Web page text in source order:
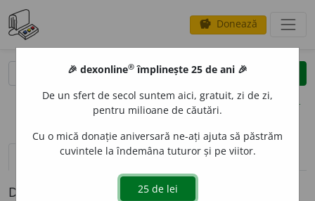
savings Donează
clear
opțiuni
definiții (1) pronunțievolume_up (5)
Definiția cu ID-ul 219642:
🎉 dexonline® împlinește 25 de ani 🎉
De un sfert de secol suntem aici, gratuit, zi de zi,
pentru milioane de căutări.
Cu o mică donație aniversară ne-ați ajuta să păstrăm
cuvintele la îndemâna tuturor și pe viitor.